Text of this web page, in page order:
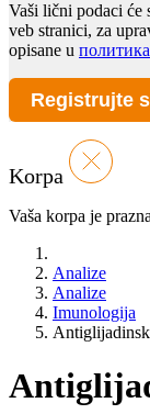
Vaši lični podaci će
veb stranici, za
opisane u
Registrujte
Korpa
Vaša korpa je prazna
Analize
Analize
Imunologija